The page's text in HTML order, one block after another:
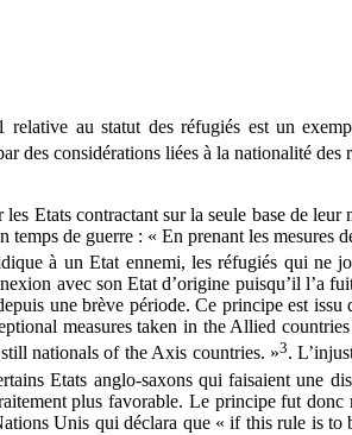
au statut des réfugiés est un
des considérations liées à la nationalité des
Etats contractant sur la seule base de
de guerre : « En prenant les mesures
à un Etat ennemi, les réfugiés qui ne
avec son Etat d’origine puisqu’il l’a
une brève période. Ce principe est
measures taken in the Allied
nationals of the Axis countries. »3.
Etats anglo-saxons qui faisaient une
plus favorable. Le principe fut
Unis qui déclara que « if this rule is